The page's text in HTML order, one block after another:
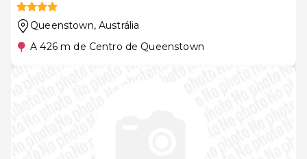
Queenstown, Austrália
A 426 m de Centro de Queenstown